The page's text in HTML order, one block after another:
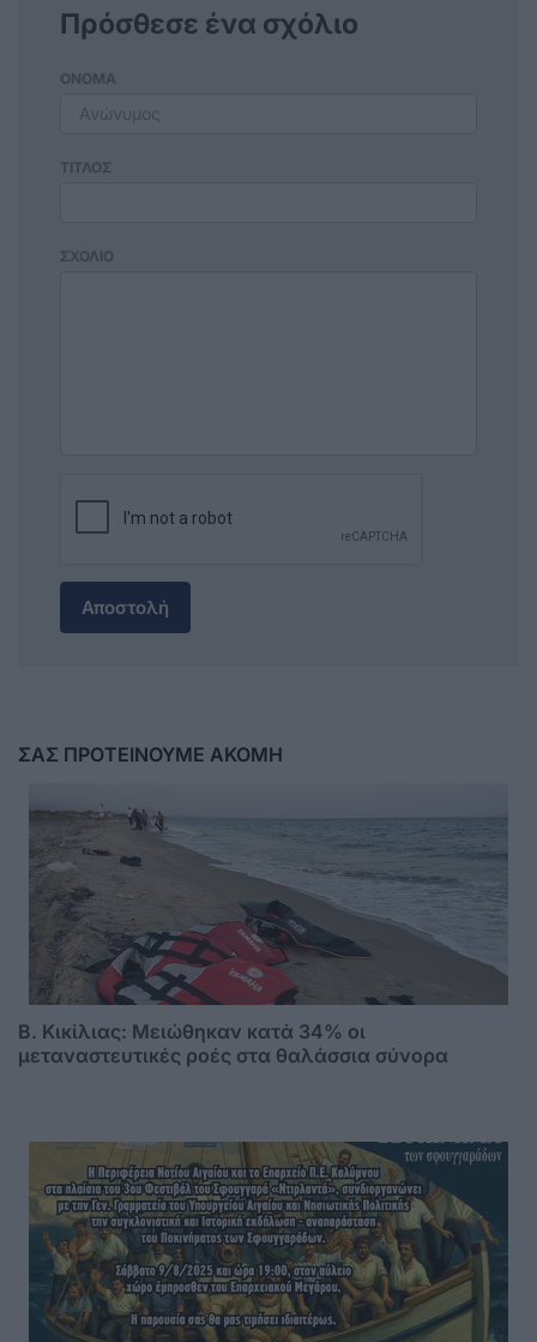
Πρόσθεσε ένα σχόλιο
ΟΝΟΜΑ
ΤΙΤΛΟΣ
ΣΧΟΛΙΟ
Αποστολή
ΣΑΣ ΠΡΟΤΕΙΝΟΥΜΕ ΑΚΟΜΗ
B. Κικίλιας: Μειώθηκαν κατά 34% οι
μεταναστευτικές ροές στα θαλάσσια σύνορα